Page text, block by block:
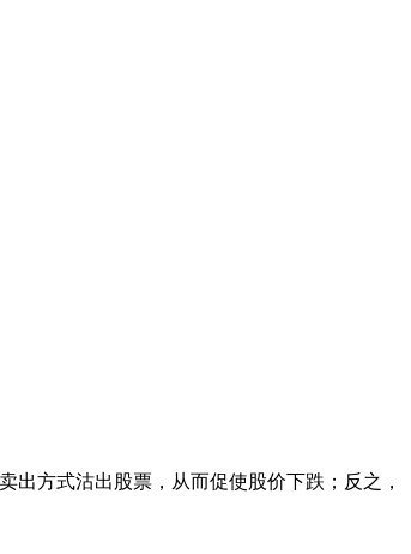
方式沽出股票，从而促使股价下跌；反之，